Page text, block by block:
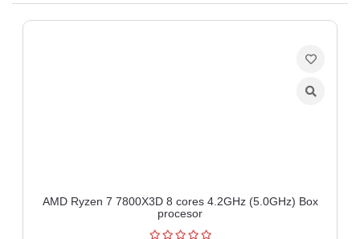
AMD Ryzen 7 7800X3D 8 cores 4.2GHz (5.0GHz) Box
procesor